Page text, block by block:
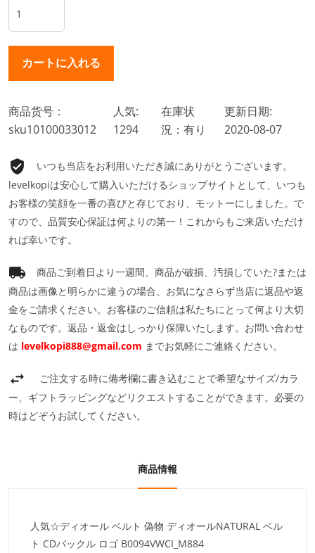
商品货号：
sku10100033012
人気:
1294
在庫状
況：有り
更新日期:
2020-08-07
いつも当店をお利用いただき誠にありがとうございます。
levelkopiは安心して購入いただけるショップサイトとして、いつも
お客様の笑顔を一番の喜びと存じており、モットーにしました。で
すので、品質安心保証は何よりの第一！これからもご来店いただけ
れば幸いです。
商品ご到着日より一週間、商品が破損、汚損していた?または
商品は画像と明らかに違うの場合、お気になさらず当店に返品や返
金をご請求ください。お客様のご信頼は私たちにとって何より大切
なものです。返品・返金はしっかり保障いたします。お問い合わせ
は levelkopi888@gmail.com までお気軽にご連絡ください。
ご注文する時に備考欄に書き込むことで希望なサイズ/カラ
ー、ギフトラッピングなどリクエストすることができます。必要の
時はどぞうお試してください。
商品情報
人気☆ディオール ベルト 偽物 ディオールNATURAL ベル
ト CDバックル ロゴ B0094VWCI_M884